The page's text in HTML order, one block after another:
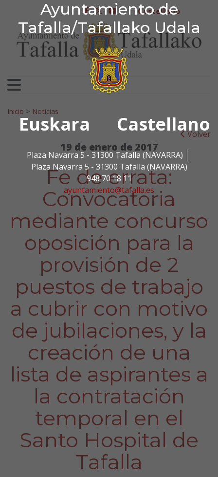
Ayuntamiento de
Tafalla/Tafallako Udala
Euskara Castellano
Plaza Navarra 5 - 31300 Tafalla (NAVARRA)
Plaza Navarra 5 - 31300 Tafalla (NAVARRA)
948 70 18 11
ayuntamiento@tafalla.es
Ir al contenido
Ayuntamiento de
facebook
twitter
youtubeCastellano
Search for:
Inicio > Noticias
Volver
19 de enero de 2017
Fe de errata:
Convocatoria
mediante concurso
oposición para la
provisión de 2
puestos de trabajo
a cubrir con motivo
de jubilaciones, y la
creación de una
lista de aspirantes a
la contratación
temporal en el
Santo Hospital de
Tafalla